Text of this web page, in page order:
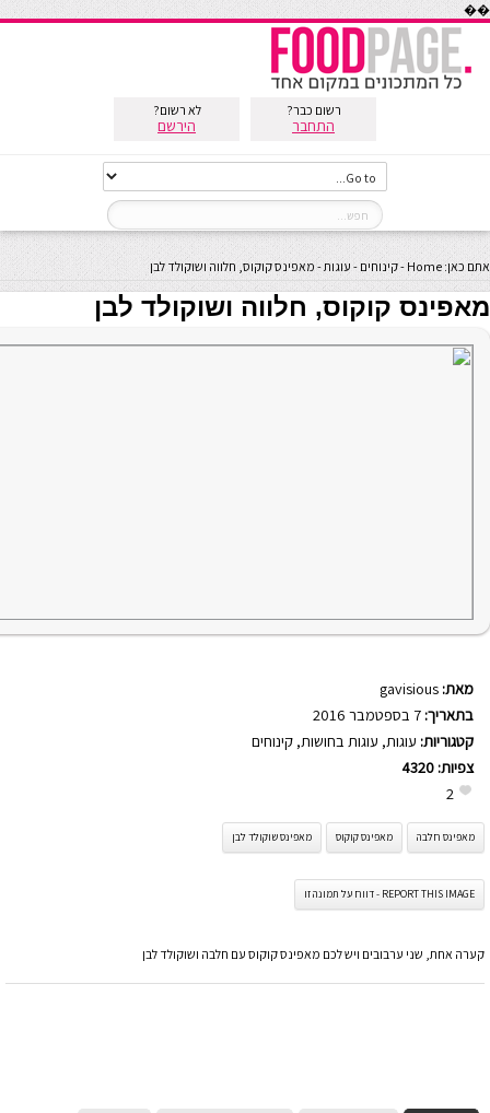
��
רשום כבר?
התחבר
לא רשום?
הירשם
אתם כאן: Home
-קינוחים - עוגות- מאפינס קוקוס, חלווה ושוקולד לבן
מאפינס קוקוס, חלווה ושוקולד לבן
מאת: gavisious
בתאריך:
קטגוריות: עוגות, עוגות בחושות, קינוחים
צפיות: 4320
2
מאפינס חלבה מאפינס קוקוס מאפינס שוקולד לבן
REPORT THIS IMAGE - דווח על תמונה זו
קערה אחת, שני ערבובים ויש לכם מאפינס קוקוס עם חלבה ושוקולד לבן